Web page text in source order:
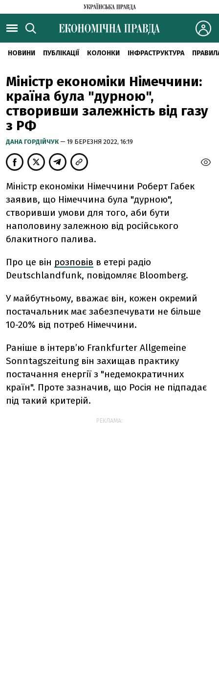
НОВИНИ ПУБЛІКАЦІЇ КОЛОНКИ ІНФРАСТРУКТУРА
Міністр економіки Німеччини:
країна була "дурною",
створивши залежність від газу
з РФ
ДАНА ГОРДІЙЧУК — 19 БЕРЕЗНЯ 2022, 16:19
Міністр економіки Німеччини Роберт Габек
заявив, що Німеччина була "дурною",
створивши умови для того, аби бути
наполовину залежною від російського
блакитного палива.
Про це він розповів в етері радіо
Deutschlandfunk, повідомляє Bloomberg.
У майбутньому, вважає він, кожен окремий
постачальник має забезпечувати не більше
10-20% від потреб Німеччини.
Раніше в інтерв’ю Frankfurter Allgemeine
Sonntagszeitung він захищав практику
постачання енергії з "недемократичних
країн". Проте зазначив, що Росія не підпадає
під такий критерій.
РЕКЛАМА: